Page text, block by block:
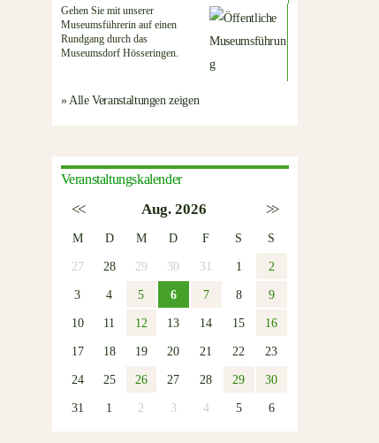
Gehen Sie mit unserer
Museumsführerin auf einen
Rundgang durch das
Museumsdorf Hösseringen.
» Alle Veranstaltungen zeigen
Veranstaltungskalender
<< Aug. 2026 >>
M D M D F S
S
27
28 29 30 31 1
2
3
4 5 6 7 8
9
10
11 12 13 14 15
16
17
18 19 20 21 22
23
24
25 26 27 28 29
30
31
1 2 3 4 5 6